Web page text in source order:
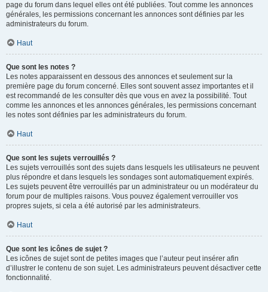
page du forum dans lequel elles ont été publiées. Tout comme les annonces
générales, les permissions concernant les annonces sont définies par les
administrateurs du forum.
Haut
Que sont les notes ?
Les notes apparaissent en dessous des annonces et seulement sur la
première page du forum concerné. Elles sont souvent assez importantes et il
est recommandé de les consulter dès que vous en avez la possibilité. Tout
comme les annonces et les annonces générales, les permissions concernant
les notes sont définies par les administrateurs du forum.
Haut
Que sont les sujets verrouillés ?
Les sujets verrouillés sont des sujets dans lesquels les utilisateurs ne peuvent
plus répondre et dans lesquels les sondages sont automatiquement expirés.
Les sujets peuvent être verrouillés par un administrateur ou un modérateur du
forum pour de multiples raisons. Vous pouvez également verrouiller vos
propres sujets, si cela a été autorisé par les administrateurs.
Haut
Que sont les icônes de sujet ?
Les icônes de sujet sont de petites images que l’auteur peut insérer afin
d’illustrer le contenu de son sujet. Les administrateurs peuvent désactiver cette
fonctionnalité.